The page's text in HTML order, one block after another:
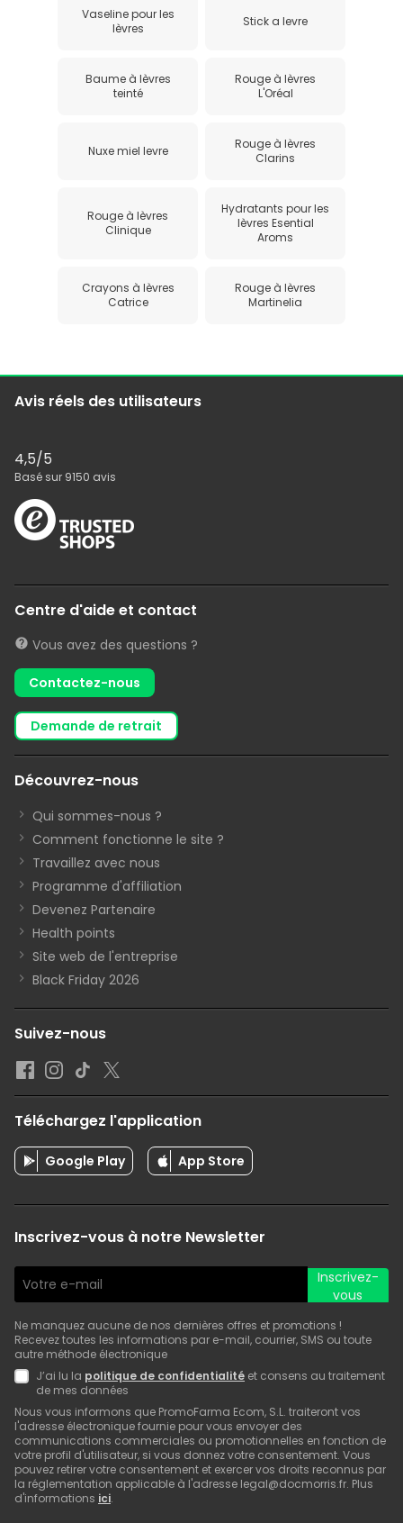
Vaseline pour les
lèvres
Stick a levre
Baume à lèvres
teinté
Rouge à lèvres
L'Oréal
Nuxe miel levre
Rouge à lèvres
Clarins
Rouge à lèvres
Clinique
Hydratants pour les
lèvres Esential
Aroms
Crayons à lèvres
Catrice
Rouge à lèvres
Martinelia
Avis réels des utilisateurs
4,5/5
Basé sur 9150 avis
Centre d'aide et contact
Vous avez des questions ?
Contactez-nous
demande de retrait
Découvrez-nous
Qui sommes-nous ?
Comment fonctionne le site ?
Travaillez avec nous
Programme d'affiliation
Devenez Partenaire
Health points
Site web de l'entreprise
Black Friday 2026
Suivez-nous
Téléchargez l'application
Google Play App Store
Inscrivez-vous à notre Newsletter
Inscrivez-
vous
Ne manquez aucune de nos dernières offres et promotions !
Recevez toutes les informations par e-mail, courrier, SMS ou toute
autre méthode électronique
J’ai lu la politique de confidentialité et consens au traitement
de mes données
Nous vous informons que PromoFarma Ecom, S.L. traiteront vos
l'adresse électronique fournie pour vous envoyer des
communications commerciales ou promotionnelles en fonction de
votre profil d'utilisateur, si vous donnez votre consentement. Vous
pouvez retirer votre consentement et exercer vos droits reconnus par
la réglementation applicable à l'adresse legal@docmorris.fr. Plus
d'informations ici.